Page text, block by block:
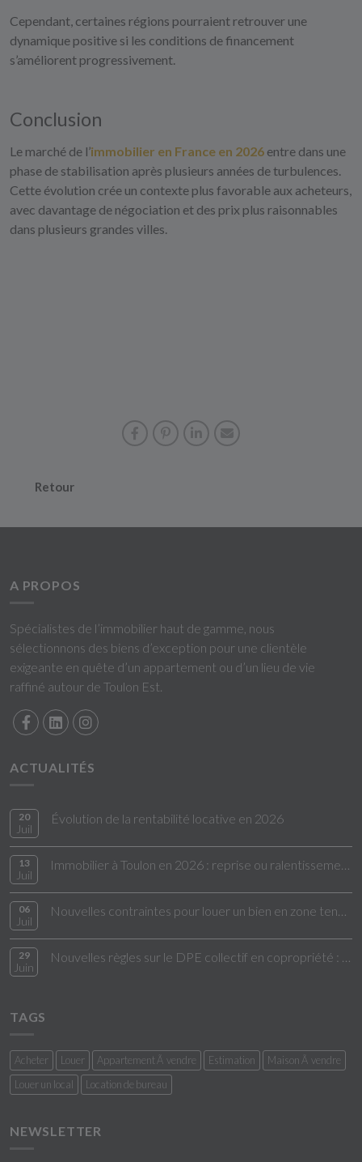
Cependant, certaines régions pourraient retrouver une
dynamique positive si les conditions de financement
s’améliorent progressivement.
Conclusion
Le marché de l’immobilier en France en 2026 entre dans une
phase de stabilisation après plusieurs années de turbulences.
Cette évolution crée un contexte plus favorable aux acheteurs,
avec davantage de négociation et des prix plus raisonnables
dans plusieurs grandes villes.
Retour
A PROPOS
Spécialistes de l’immobilier haut de gamme, nous
sélectionnons des biens d’exception pour une clientèle
exigeante en quête d’un appartement ou d’un lieu de vie
raffiné autour de Toulon Est.
ACTUALITÉS
20
Juil
Évolution de la rentabilité locative en 2026
13
Juil
06
Juil
29
Juin
TAGS
Acheter Louer Appartement Ã vendre Estimation
Maison Ã vendre
Louer un local
Location de bureau
NEWSLETTER